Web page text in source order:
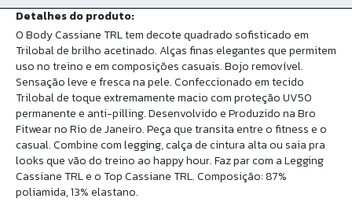
Detalhes do produto:
O Body Cassiane TRL tem decote quadrado sofisticado em
Trilobal de brilho acetinado. Alças finas elegantes que permitem
uso no treino e em composições casuais. Bojo removível.
Sensação leve e fresca na pele. Confeccionado em tecido
Trilobal de toque extremamente macio com proteção UV50
permanente e anti-pilling. Desenvolvido e Produzido na Bro
Fitwear no Rio de Janeiro. Peça que transita entre o fitness e o
casual. Combine com legging, calça de cintura alta ou saia pra
looks que vão do treino ao happy hour. Faz par com a Legging
Cassiane TRL e o Top Cassiane TRL. Composição: 87%
poliamida, 13% elastano.